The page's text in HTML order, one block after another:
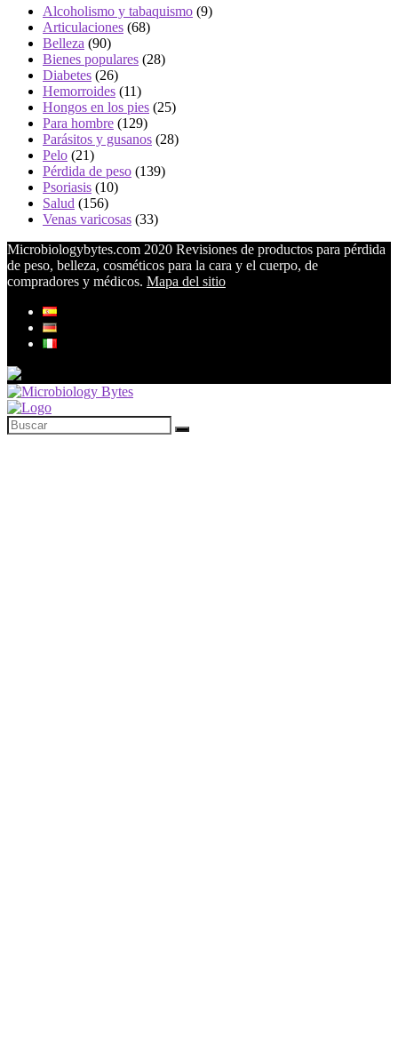
Alcoholismo y tabaquismo (9)
Articulaciones (68)
Belleza (90)
Bienes populares (28)
Diabetes (26)
Hemorroides (11)
Hongos en los pies (25)
Para hombre (129)
Parásitos y gusanos (28)
Pelo (21)
Pérdida de peso (139)
Psoriasis (10)
Salud (156)
Venas varicosas (33)
Microbiologybytes.com 2020 Revisiones de productos para pérdida
de peso, belleza, cosméticos para la cara y el cuerpo, de
compradores y médicos. Mapa del sitio